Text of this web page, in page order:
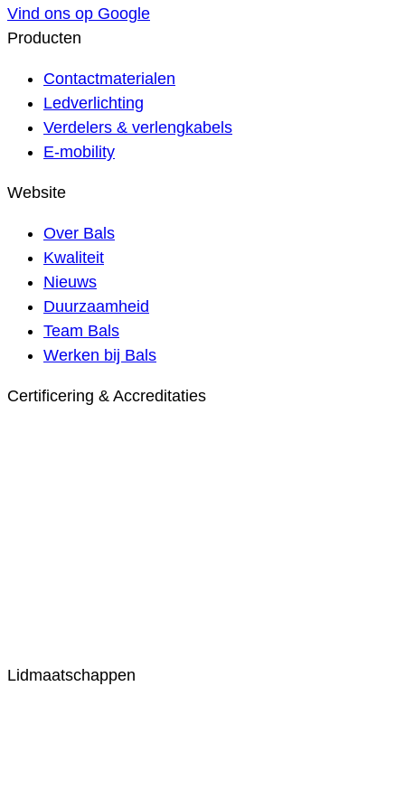
Vind ons op Google
Producten
Contactmaterialen
Ledverlichting
Verdelers & verlengkabels
E-mobility
Website
Over Bals
Kwaliteit
Nieuws
Duurzaamheid
Team Bals
Werken bij Bals
Certificering & Accreditaties
Lidmaatschappen